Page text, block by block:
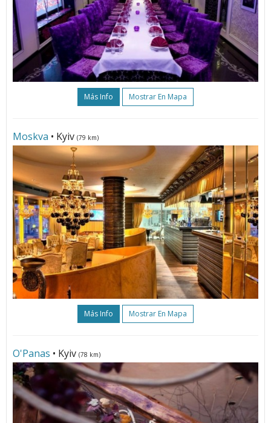
Más Info Mostrar En Mapa
Moskva • Kyiv (79 km)
Más Info Mostrar En Mapa
O'Panas • Kyiv (78 km)